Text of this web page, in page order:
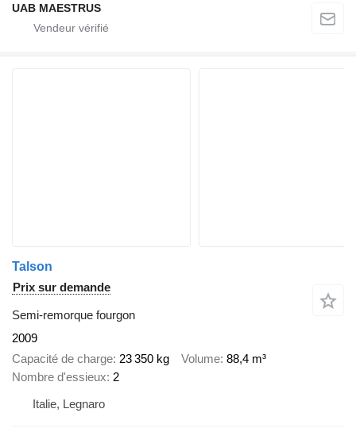
UAB MAESTRUS
Talson
Prix sur demande
Semi-remorque fourgon
2009
Capacité de charge 23 350 kg Volume 88,4 m³
Nombre d'essieux 2
Italie, Legnaro